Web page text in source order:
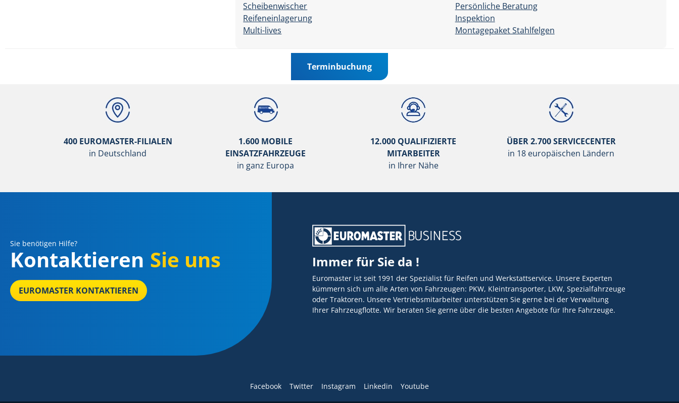
Scheibenwischer
Reifeneinlagerung
Multi-lives
Persönliche Beratung
Inspektion
Montagepaket Stahlfelgen
Terminbuchung
400 EUROMASTER-FILIALEN
in Deutschland
1.600 MOBILE
EINSATZFAHRZEUGE
in ganz Europa
12.000 QUALIFIZIERTE
MITARBEITER
in Ihrer Nähe
ÜBER 2.700 SERVICECENTER
in 18 europäischen Ländern
Sie benötigen Hilfe?
Kontaktieren Sie uns
EUROMASTER KONTAKTIEREN
Immer für Sie da !
Euromaster ist seit 1991 der Spezialist für Reifen und Werkstattservice. Unsere Experten
kümmern sich um alle Arten von Fahrzeugen: PKW, Kleintransporter, LKW, Spezialfahrzeuge
oder Traktoren. Unsere Vertriebsmitarbeiter unterstützen Sie gerne bei der Verwaltung
Ihrer Fahrzeugflotte. Wir beraten Sie gerne über die besten Angebote für Ihre Fahrzeuge.
Facebook Twitter Instagram Linkedin Youtube